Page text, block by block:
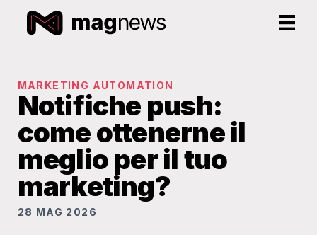
MARKETING AUTOMATION
Notifiche push:
come ottenerne il
meglio per il tuo
marketing?
28 MAG 2026